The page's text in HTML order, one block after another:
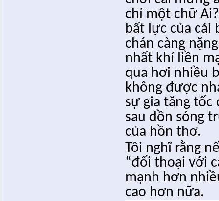
chỉ một chữ
bất lực của cái
chán càng
nhất khí liền
qua hơi nhiều
không được
sự gia tăng tốc
sau dồn sóng
của hồn thơ.
Tôi nghĩ rằng
“đối thoại với
mạnh hơn
cao hơn nữa.